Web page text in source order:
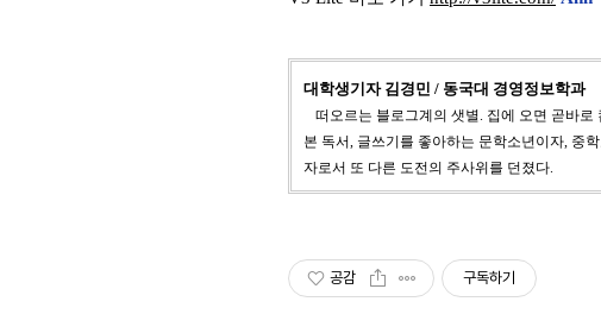
대학생기자 김경민 / 동국대 경영정보학과
떠오르는 블로그계의 샛별. 집에 오면 곧바
본 독서, 글쓰기를 좋아하는 문학소년이자, 중
자로서 또 다른 도전의 주사위를 던졌다.
공감 구독하기